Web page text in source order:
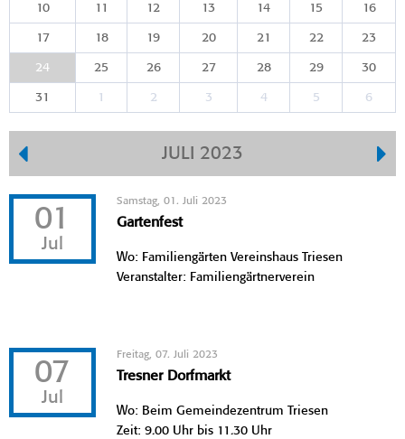
10 11 12 13 14 15 16
17 18 19 20 21 22 23
24 25 26 27 28 29 30
31 1 2 3 4 5 6
JULI 2023
01
Jul
Samstag, 01. Juli 2023
Gartenfest
Wo: Familiengärten Vereinshaus Triesen
Veranstalter: Familiengärtnerverein
07
Jul
Freitag, 07. Juli 2023
Tresner Dorfmarkt
Wo: Beim Gemeindezentrum Triesen
Zeit: 9.00 Uhr bis 11.30 Uhr